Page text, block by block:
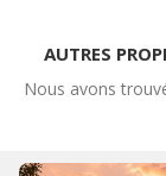
AUTRES
Nous avons